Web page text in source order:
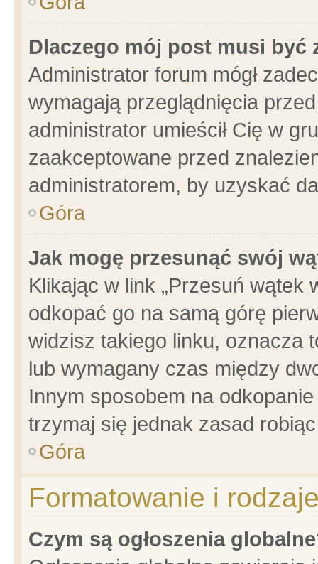
Dlaczego mój post musi być
Administrator forum mógł
wymagają przeglądnięcia
administrator umieścił Cię w
zaakceptowane przed
administratorem, by uzyskać
Góra
Jak mogę przesunąć swój
Klikając w link „Przesuń wątek
odkopać go na samą górę
widzisz takiego linku, oznacza
lub wymagany czas między
Innym sposobem na
trzymaj się jednak zasad
Góra
Formatowanie i
Czym są ogłoszenia